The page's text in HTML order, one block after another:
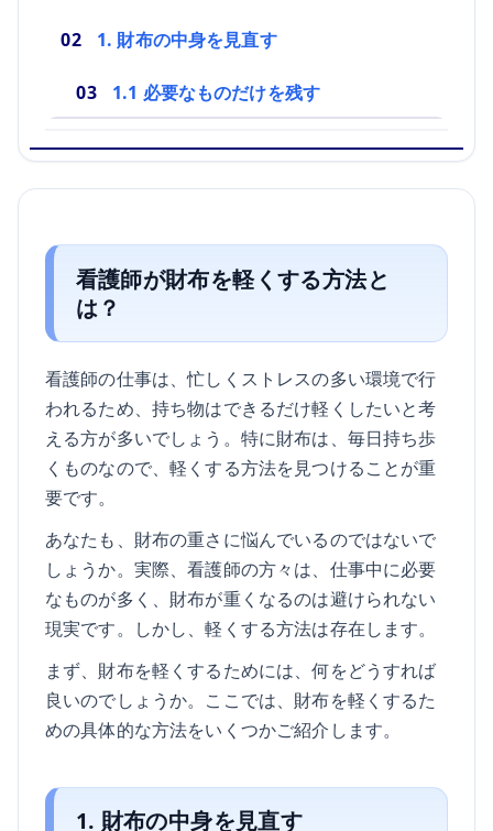
1. 財布の中身を見直す
1.1 必要なものだけを残す
看護師が財布を軽くする方法と
は？
看護師の仕事は、忙しくストレスの多い環境で行
われるため、持ち物はできるだけ軽くしたいと考
える方が多いでしょう。特に財布は、毎日持ち歩
くものなので、軽くする方法を見つけることが重
要です。
あなたも、財布の重さに悩んでいるのではないで
しょうか。実際、看護師の方々は、仕事中に必要
なものが多く、財布が重くなるのは避けられない
現実です。しかし、軽くする方法は存在します。
まず、財布を軽くするためには、何をどうすれば
良いのでしょうか。ここでは、財布を軽くするた
めの具体的な方法をいくつかご紹介します。
1. 財布の中身を見直す